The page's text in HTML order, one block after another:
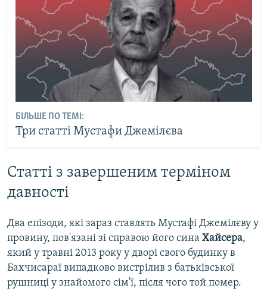
БІЛЬШЕ ПО ТЕМІ:
Три статті Мустафи Джемілєва
Статті з завершеним терміном
давності
Два епізоди, які зараз ставлять Мустафі Джемілєву у
провину, пов'язані зі справою його сина Хайсера,
який у травні 2013 року у дворі свого будинку в
Бахчисараї випадково вистрілив з батьківської
рушниці у знайомого сім'ї, після чого той помер.